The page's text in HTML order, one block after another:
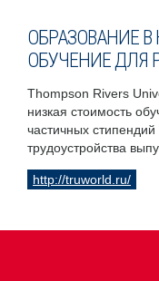
ОБРАЗОВАНИЕ В
ОБУЧЕНИЕ ДЛЯ
Thompson Rivers
низкая стоимость
частичных
трудоустройства
http://truworld.ru/